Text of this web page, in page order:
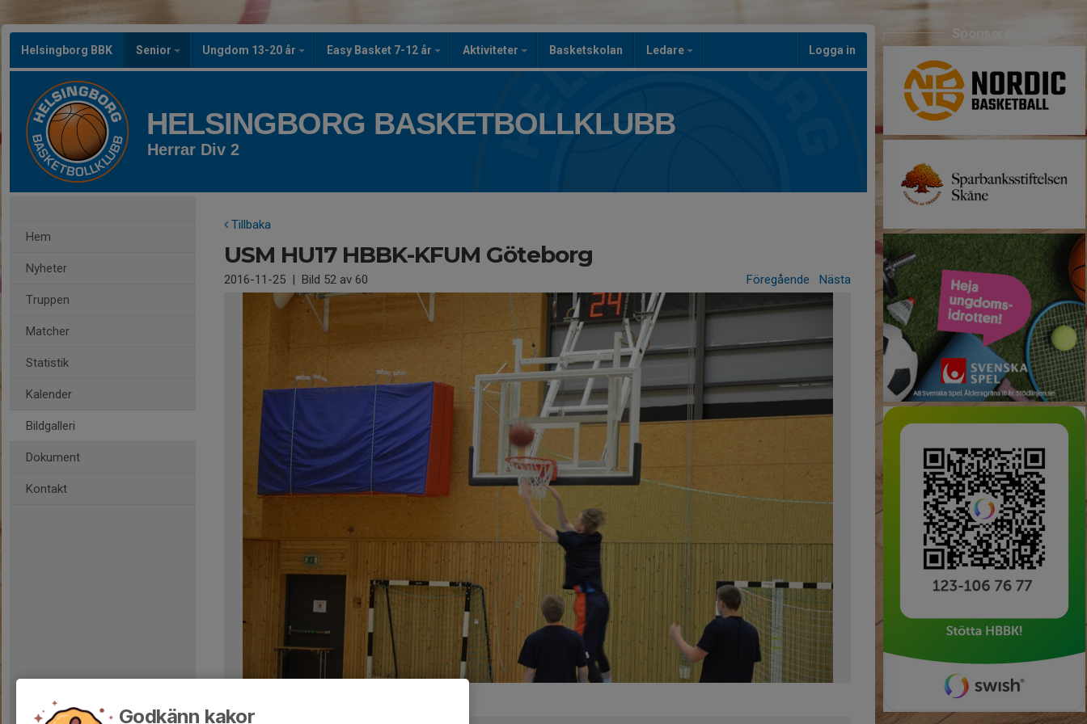
Helsingborg BBK Senior Ungdom 13-20 år Easy Basket 7-12 år Aktiviteter Basketskolan Ledare Logga in
HELSINGBORG BASKETBOLLKLUBB
Herrar Div 2
Hem
Nyheter
Truppen
Matcher
Statistik
Kalender
Bildgalleri
Dokument
Kontakt
Tillbaka
USM HU17 HBBK-KFUM Göteborg
2016-11-25 | Bild 52 av 60 Föregående Nästa
Kommentarer
Sponsorer
Godkänn kakor